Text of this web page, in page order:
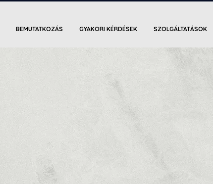
BEMUTATKOZÁS GYAKORI KÉRDÉSEK SZOLGÁLTATÁSOK